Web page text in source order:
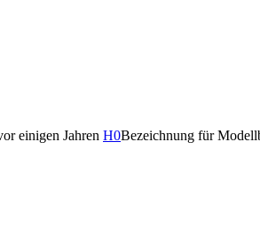
einigen Jahren H0Bezeichnung für